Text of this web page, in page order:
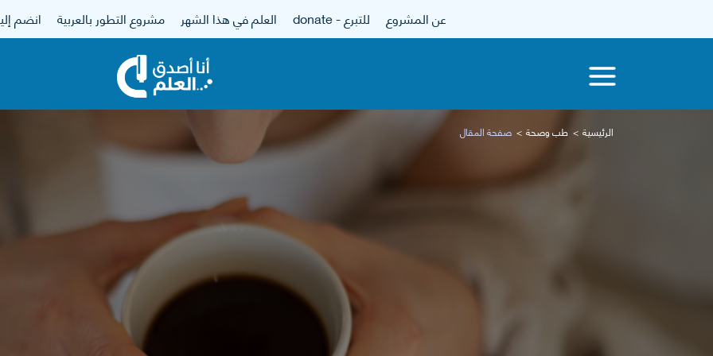
عن المشروع للتبرع - donate العلم في هذا الشهر مشروع التطور بالعربية انضم
الرئيسية طب وصحة صفحة المقال